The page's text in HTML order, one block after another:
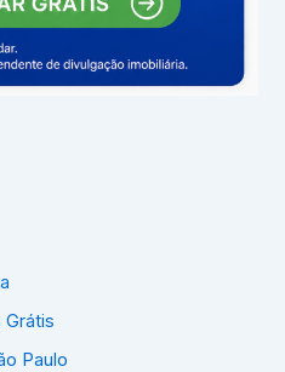
Grátis
Paulo